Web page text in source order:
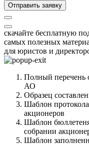
Отправить заявку
скачайте бесплатную
самых полезных
для юристов и
Полный перечень
АО
Образец
Шаблон
акционеров
Шаблон
собрании
Шаблон